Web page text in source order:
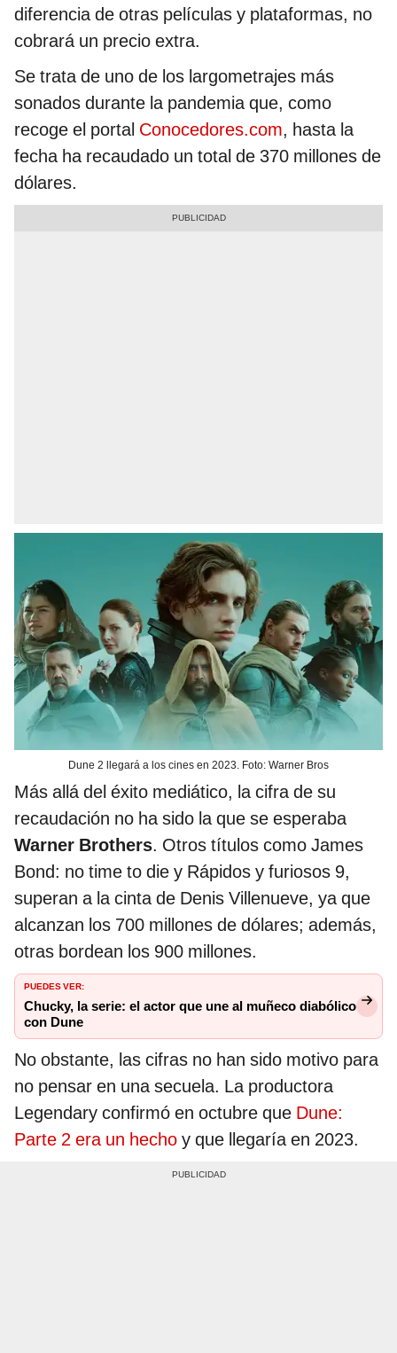
diferencia de otras películas y plataformas, no
cobrará un precio extra.
Se trata de uno de los largometrajes más
sonados durante la pandemia que, como
recoge el portal Conocedores.com, hasta la
fecha ha recaudado un total de 370 millones de
dólares.
Dune 2 llegará a los cines en 2023. Foto: Warner Bros
Más allá del éxito mediático, la cifra de su
recaudación no ha sido la que se esperaba
Warner Brothers. Otros títulos como James
Bond: no time to die y Rápidos y furiosos 9,
superan a la cinta de Denis Villenueve, ya que
alcanzan los 700 millones de dólares; además,
otras bordean los 900 millones.
PUEDES VER:
Chucky, la serie: el actor que une al muñeco diabólico
con Dune
No obstante, las cifras no han sido motivo para
no pensar en una secuela. La productora
Legendary confirmó en octubre que Dune:
Parte 2 era un hecho y que llegaría en 2023.